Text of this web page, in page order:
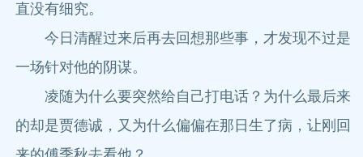
直没有细究。
今日清醒过来后再去回想那些事，才发现不过是
一场针对他的阴谋。
凌随为什么要突然给自己打电话？为什么最后来
的却是贾德诚，又为什么偏偏在那日生了病，让刚回